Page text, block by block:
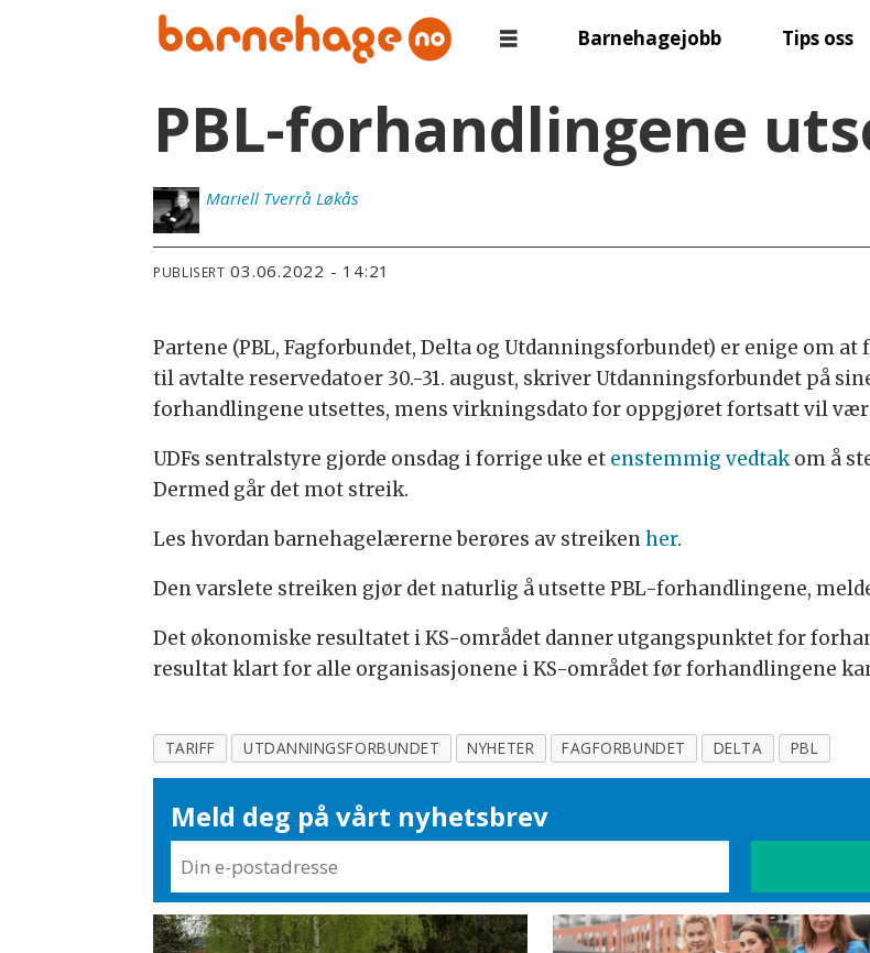
Barnehagejobb Tips oss
PBL-forhandlingene
Mariell Tverrå Løkås
PUBLISERT 03.06.2022 - 14:21
Partene (PBL, Fagforbundet, Delta og Utdanningsforbundet) er enige om
til avtalte reservedatoer 30.-31. august, skriver Utdanningsforbundet på
forhandlingene utsettes, mens virkningsdato for oppgjøret fortsatt vil
UDFs sentralstyre gjorde onsdag i forrige uke et enstemmig vedtakom å
Dermed går det mot streik.
Les hvordan barnehagelærerne berøres av streikenher.
Den varslete streiken gjør det naturlig å utsette PBL-forhandlingene,
Det økonomiske resultatet i KS-området danner utgangspunktet for
resultat klart for alle organisasjonene i KS-området før forhandlingene
TARIFF UTDANNINGSFORBUNDET NYHETER FAGFORBUNDET DELTA PBL
Meld deg på vårt nyhetsbrev